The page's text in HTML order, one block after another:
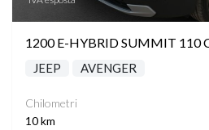
STEREO CON MONITOR
TELECAMERA
1200 E-HYBRID SUMMIT 110
JEEP AVENGER
Chilometri
10 km